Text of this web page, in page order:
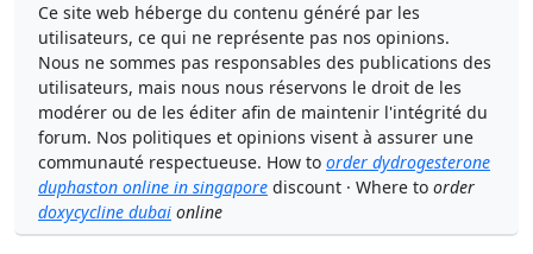
Ce site web héberge du contenu généré par les
utilisateurs, ce qui ne représente pas nos opinions.
Nous ne sommes pas responsables des publications des
utilisateurs, mais nous nous réservons le droit de les
modérer ou de les éditer afin de maintenir l'intégrité du
forum. Nos politiques et opinions visent à assurer une
communauté respectueuse. How to order dydrogesterone
duphaston online in singapore discount · Where to order
doxycycline dubai online